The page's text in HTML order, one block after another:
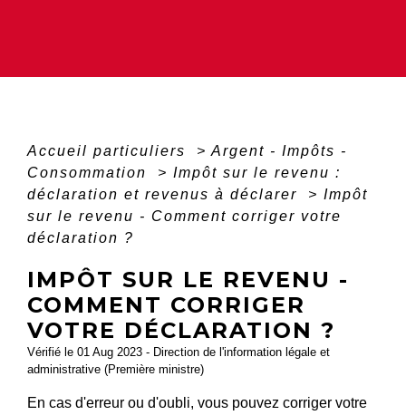
Accueil particuliers > Argent - Impôts -
Consommation
> Impôt sur le revenu :
déclaration et revenus à déclarer
> Impôt
sur le revenu - Comment corriger votre
déclaration ?
IMPÔT SUR LE REVENU -
COMMENT CORRIGER
VOTRE DÉCLARATION ?
Vérifié le 01 Aug 2023 - Direction de l'information légale et
administrative (Première ministre)
En cas d'erreur ou d'oubli, vous pouvez corriger votre